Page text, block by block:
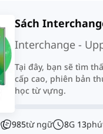
Sách
Interchange -
Tại đây, bạn sẽ tìm
cấp cao, phiên bản
học từ vựng.
985từ ngữ 8G 13